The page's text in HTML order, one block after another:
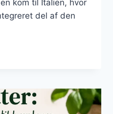
kom til Italien, hvor
del af den